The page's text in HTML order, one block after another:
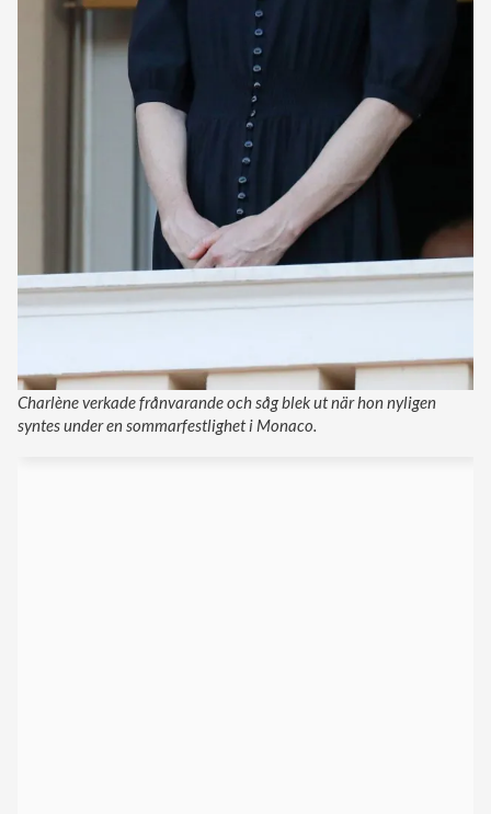
Charlène verkade frånvarande och såg blek ut när hon nyligen
syntes under en sommarfestlighet i Monaco.